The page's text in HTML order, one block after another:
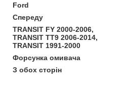
Ford
Спереду
TRANSIT FY 2000-2006,
TRANSIT TT9 2006-2014,
TRANSIT 1991-2000
Форсунка омивача
З обох сторін